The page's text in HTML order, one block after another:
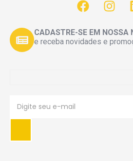
CADASTRE-SE EM NOSSA
e receba novidades e